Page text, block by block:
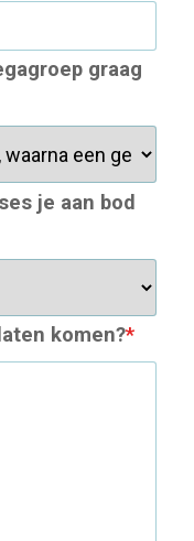
graag
je aan bod
komen?*